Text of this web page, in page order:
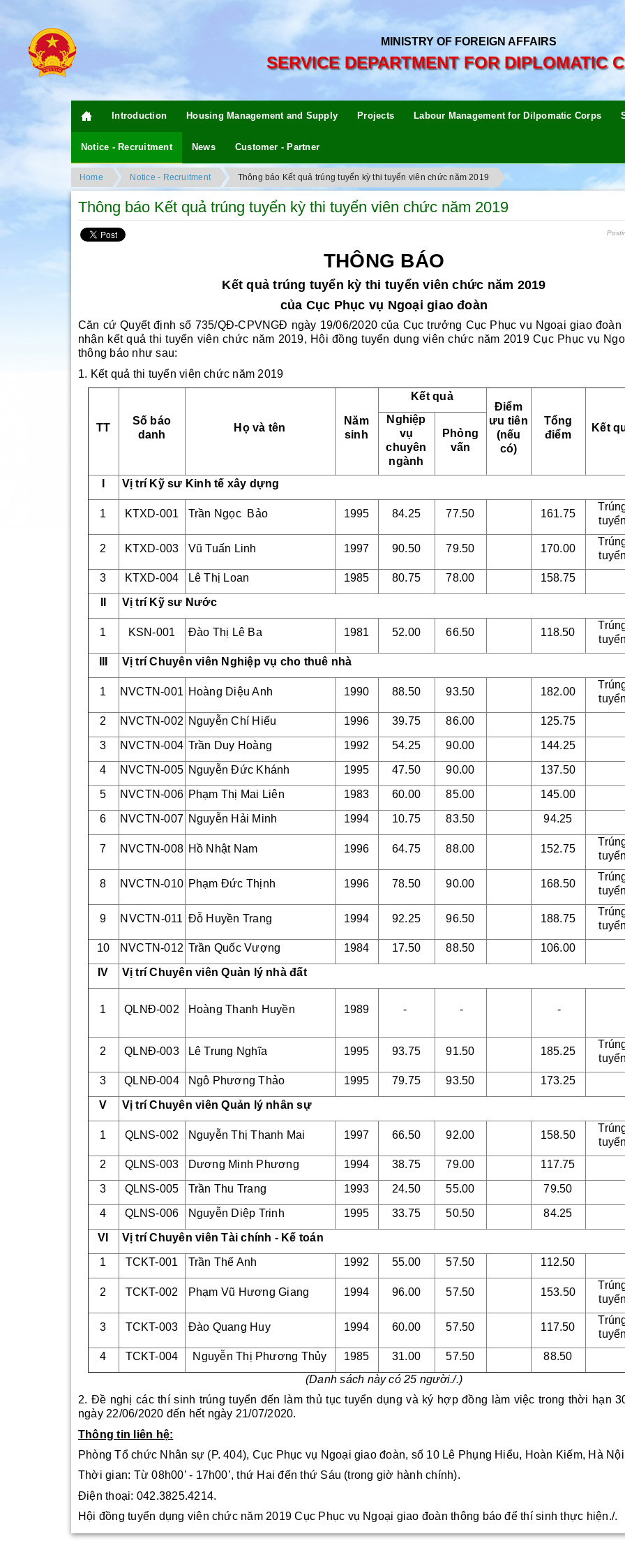
MINISTRY OF FOREIGN AFFAIRS
SERVICE DEPARTMENT FOR DIPLOMATIC
Introduction Housing Management and Supply Projects Labour Management for Dilpomatic Corps
Notice - Recruitment News Customer - Partner
Home Notice - Recruitment Thông báo Kết quả trúng tuyển kỳ thi tuyển viên chức năm 2019
Thông báo Kết quả trúng tuyển kỳ thi tuyển viên chức năm 2019
THÔNG BÁO
Kết quả trúng tuyển kỳ thi tuyển viên chức năm 2019
của Cục Phục vụ Ngoại giao đoàn
Căn cứ Quyết định số 735/QĐ-CPVNGĐ ngày 19/06/2020 của Cục trưởng Cục Phụcvụ Ngoại giao đoàn
nhận kết quả thi tuyển viên chức năm 2019, Hội đồng tuyển dụng viên chức năm 2019 Cục Phục vụ
thông báo như sau:
1. Kết quả thi tuyển viên chức năm 2019
TT
Số báo
danh
Họ và tên
Năm
sinh
Kết quả
Điểm
ưu tiên
(nếu
có)
Tổng
điểm
Kết
Nghiệp
vụ
chuyên
ngành
Phỏng
vấn
Vị trí Kỹ sư Kinh tế xây dựng
1 KTXD-001 Trần Ngọc Bảo 1995 84.25 77.50 161.75
tuyển
2 KTXD-003 Vũ Tuấn Linh 1997 90.50 79.50 170.00
tuyển
3
KTXD-004 Lê Thị Loan 1985 80.75 78.00 158.75
Vị trí Kỹ sư Nước
1 KSN-001 Đào Thị Lê Ba 1981 52.00 66.50 118.50
tuyển
Vị trí Chuyên viên Nghiệp vụ cho thuê nhà
1 NVCTN-001 Hoàng Diệu Anh 1990 88.50 93.50 182.00
tuyển
2
NVCTN-002 Nguyễn Chí Hiếu 1996 39.75 86.00 125.75
3 NVCTN-004 Trần Duy Hoàng 1992 54.25 90.00 144.25
4 NVCTN-005 Nguyễn Đức Khánh 1995 47.50 90.00 137.50
5 NVCTN-006 Phạm Thị Mai Liên 1983 60.00 85.00 145.00
6 NVCTN-007 Nguyễn Hải Minh 1994 10.75 83.50 94.25
7 NVCTN-008 Hồ Nhật Nam 1996 64.75 88.00 152.75
tuyển
8 NVCTN-010 Phạm Đức Thịnh 1996 78.50 90.00 168.50
tuyển
9 NVCTN-011 Đỗ Huyền Trang 1994 92.25 96.50 188.75
tuyển
10
NVCTN-012 Trần Quốc Vượng 1984 17.50 88.50 106.00
IV Vị trí Chuyên viên Quản lý nhà đất
1 QLNĐ-002 Hoàng Thanh Huyền 1989 - - -
2 QLNĐ-003 Lê Trung Nghĩa 1995 93.75 91.50 185.25
tuyển
3
QLNĐ-004 Ngô Phương Thảo 1995 79.75 93.50 173.25
V Vị trí Chuyên viên Quản lý nhân sự
1 QLNS-002 Nguyễn Thị Thanh Mai 1997 66.50 92.00 158.50
tuyển
2
QLNS-003 Dương Minh Phương 1994 38.75 79.00 117.75
3 QLNS-005 Trần Thu Trang 1993 24.50 55.00 79.50
4 QLNS-006 Nguyễn Diệp Trinh 1995 33.75 50.50 84.25
VI Vị trí Chuyên viên Tài chính - Kế toán
1 TCKT-001 Trần Thế Anh 1992 55.00 57.50 112.50
2 TCKT-002 Phạm Vũ Hương Giang 1994 96.00 57.50 153.50
tuyển
3 TCKT-003 Đào Quang Huy 1994 60.00 57.50 117.50
tuyển
4
TCKT-004 Nguyễn Thị Phương Thủy 1985 31.00 57.50
88.50
(Danh sách này có 25 người./.)
2. Đề nghị các thí sinh trúng tuyển đến làm thủ tục tuyển dụng và ký hợp đồng làm việc trong thời hạn
ngày 22/06/2020 đến hết ngày 21/07/2020.
Thông tin liên hệ:
Phòng Tổ chức Nhân sự (P. 404), Cục Phục vụ Ngoại giao đoàn, số 10 Lê Phụng Hiểu, Hoàn Kiếm, Hà
Thời gian: Từ 08h00’ - 17h00’, thứ Hai đến thứ Sáu (trong giờ hành chính).
Điện thoại: 042.3825.4214.
Hội đồng tuyển dụng viên chức năm 2019 Cục Phục vụ Ngoại giao đoàn thông báo để thí sinh thực hiện./.